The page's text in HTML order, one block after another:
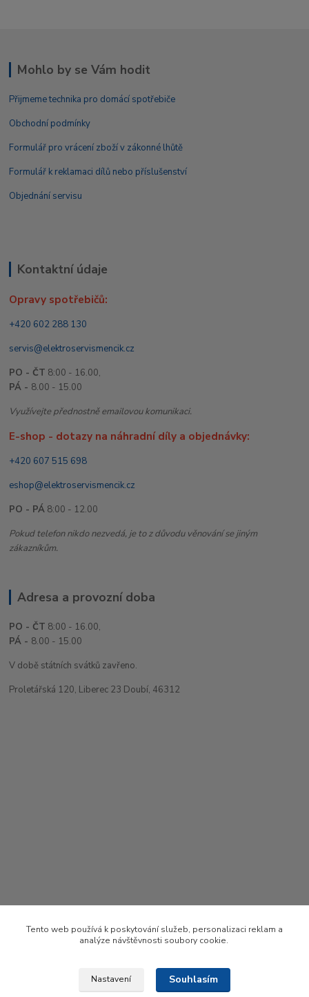
Mohlo by se Vám hodit
Přijmeme technika pro domácí spotřebiče
Obchodní podmínky
Formulář pro vrácení zboží v zákonné lhůtě
Formulář k reklamaci dílů nebo příslušenství
Objednání servisu
Kontaktní údaje
Opravy spotřebičů:
+420 602 288 130
servis@elektroservismencik.cz
PO - ČT 8:00 - 16.00,
PÁ - 8.00 - 15.00
Využívejte přednostně emailovou komunikaci.
E-shop - dotazy na náhradní díly a objednávky:
+420 607 515 698
eshop@elektroservismencik.cz
PO - PÁ 8:00 - 12.00
Pokud telefon nikdo nezvedá, je to z důvodu věnování se jiným
zákazníkům.
Adresa a provozní doba
PO - ČT 8:00 - 16.00,
PÁ - 8.00 - 15.00
V době státních svátků zavřeno.
Proletářská 120, Liberec 23 Doubí, 46312
Upravit sběr cookies.
Tento web používá k poskytování služeb, personalizaci reklam a
analýze návštěvnosti soubory cookie.
Nastavení Souhlasím